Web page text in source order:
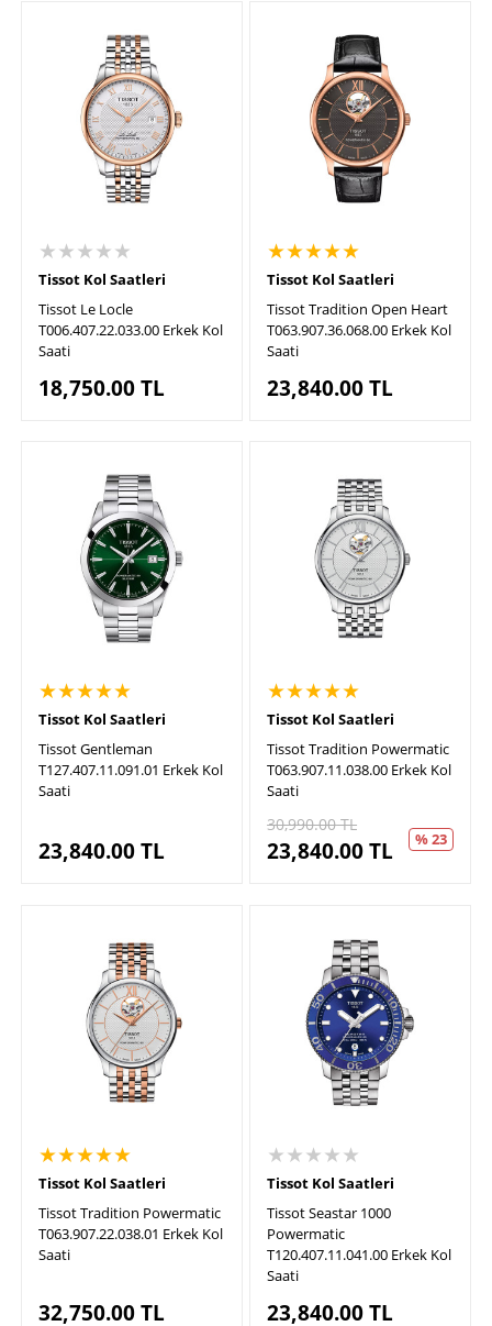
★★★★★
Tissot Kol Saatleri
Tissot Le Locle
T006.407.22.033.00 Erkek Kol
Saati
18,750.00TL
★★★★★
Tissot Kol Saatleri
Tissot Tradition Open Heart
T063.907.36.068.00 Erkek Kol
Saati
23,840.00TL
★★★★★
Tissot Kol Saatleri
Tissot Gentleman
T127.407.11.091.01 Erkek Kol
Saati
23,840.00TL
★★★★★
Tissot Kol Saatleri
Tissot Tradition Powermatic
T063.907.11.038.00 Erkek Kol
Saati
30,990.00TL
23,840.00TL % 23
★★★★★
Tissot Kol Saatleri
Tissot Tradition Powermatic
T063.907.22.038.01 Erkek Kol
Saati
32,750.00TL
★★★★★
Tissot Kol Saatleri
Tissot Seastar 1000
Powermatic
T120.407.11.041.00 Erkek Kol
Saati
23,840.00TL